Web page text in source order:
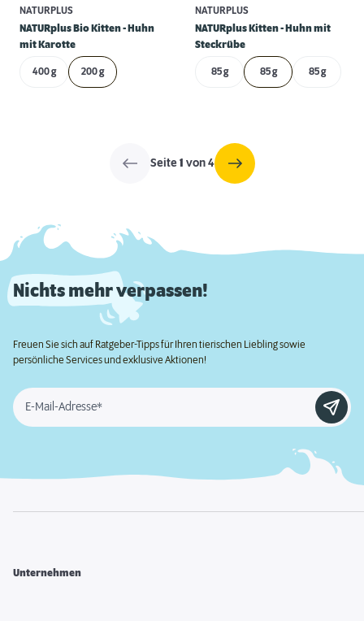
NATURPLUS
NATURplus Bio Kitten - Huhn
mit Karotte
400 g 200 g
NATURPLUS
NATURplus Kitten - Huhn mit
Steckrübe
85 g 85 g 85 g
Seite1 von 4
Nichts mehr verpassen!
Freuen Sie sich auf Ratgeber-Tipps für Ihren tierischen Liebling sowie
persönliche Services und exklusive Aktionen!
E-Mail-Adresse*
Unternehmen